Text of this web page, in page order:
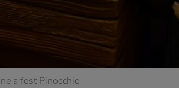
a fost Pinocchio